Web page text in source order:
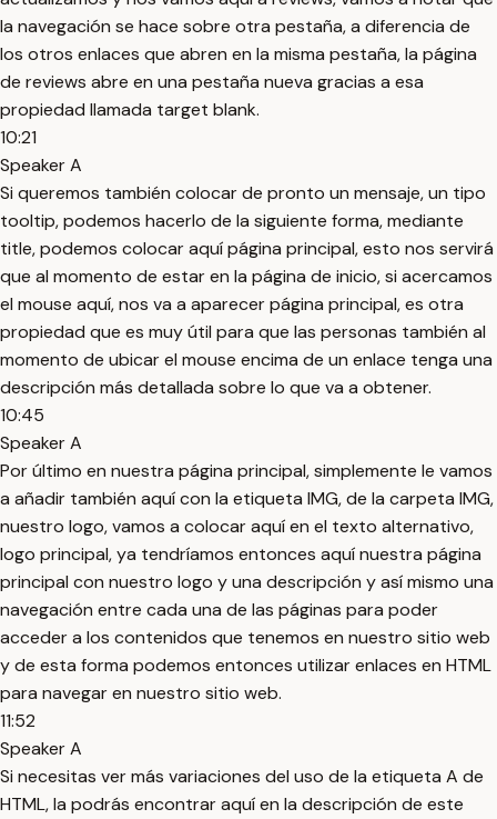
la navegación se hace sobre otra pestaña, a diferencia de
los otros enlaces que abren en la misma pestaña, la página
de reviews abre en una pestaña nueva gracias a esa
propiedad llamada target blank.
10:21
Speaker A
Si queremos también colocar de pronto un mensaje, un tipo
tooltip, podemos hacerlo de la siguiente forma, mediante
title, podemos colocar aquí página principal, esto nos servirá
que al momento de estar en la página de inicio, si acercamos
el mouse aquí, nos va a aparecer página principal, es otra
propiedad que es muy útil para que las personas también al
momento de ubicar el mouse encima de un enlace tenga una
descripción más detallada sobre lo que va a obtener.
10:45
Speaker A
Por último en nuestra página principal, simplemente le vamos
a añadir también aquí con la etiqueta IMG, de la carpeta IMG,
nuestro logo, vamos a colocar aquí en el texto alternativo,
logo principal, ya tendríamos entonces aquí nuestra página
principal con nuestro logo y una descripción y así mismo una
navegación entre cada una de las páginas para poder
acceder a los contenidos que tenemos en nuestro sitio web
y de esta forma podemos entonces utilizar enlaces en HTML
para navegar en nuestro sitio web.
11:52
Speaker A
Si necesitas ver más variaciones del uso de la etiqueta A de
HTML, la podrás encontrar aquí en la descripción de este